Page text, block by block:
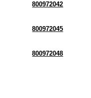
800972042
800972045
800972048